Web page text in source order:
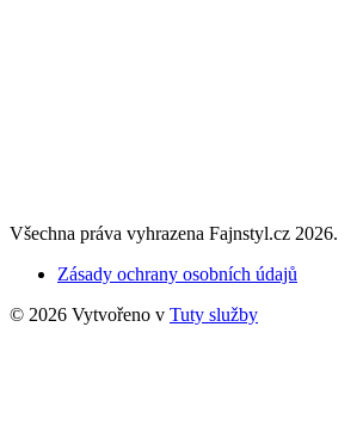
Všechna práva vyhrazena Fajnstyl.cz 2026.
Zásady ochrany osobních údajů
© 2026 Vytvořeno v Tuty služby